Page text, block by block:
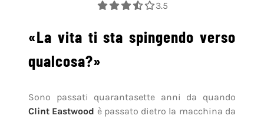
3.5
«La vita ti sta spingendo verso
qualcosa?»
Sono passati quarantasette anni da quando
Clint Eastwood è passato dietro la macchina da